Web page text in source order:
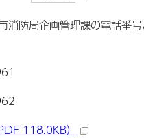
防局企画管理課の電話番
118.0KB）